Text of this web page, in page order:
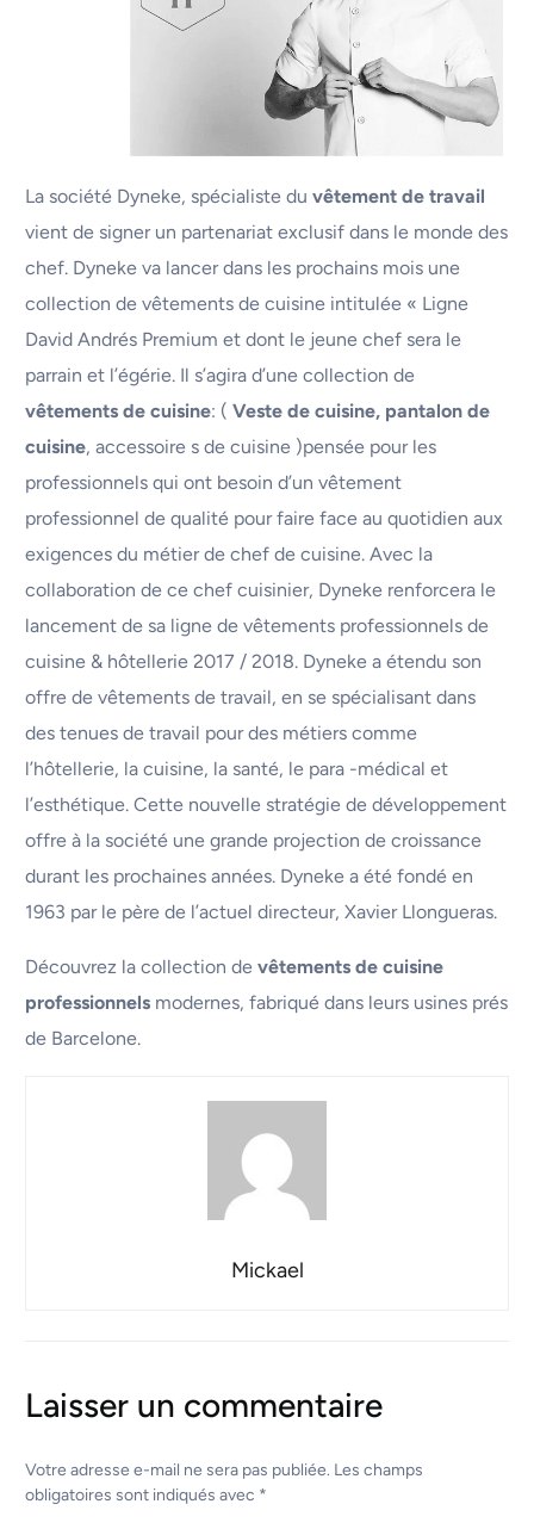
La société Dyneke, spécialiste duvêtement de travail
vient de signer un partenariat exclusif dans le monde des
chef. Dyneke va lancer dans les prochains mois une
collection de vêtements de cuisine intitulée « Ligne
David Andrés Premium et dont le jeune chef sera le
parrain et l’égérie. Il s’agira d’une collection de
vêtements de cuisine: (Veste de cuisine, pantalon de
cuisine, accessoire s de cuisine )pensée pour les
professionnels qui ont besoin d’un vêtement
professionnel de qualité pour faire face au quotidien aux
exigences du métier de chef de cuisine. Avec la
collaboration de ce chef cuisinier, Dyneke renforcera le
lancement de sa ligne de vêtements professionnels de
cuisine & hôtellerie 2017 / 2018. Dyneke a étendu son
offre de vêtements de travail, en se spécialisant dans
des tenues de travail pour des métiers comme
l’hôtellerie, la cuisine, la santé, le para -médical et
l’esthétique. Cette nouvelle stratégie de développement
offre à la société une grande projection de croissance
durant les prochaines années. Dyneke a été fondé en
1963 par le père de l’actuel directeur, Xavier Llongueras.
Découvrez la collection devêtements de cuisine
professionnels modernes, fabriqué dans leurs usines prés
de Barcelone.
Mickael
Laisser un commentaire
Votre adresse e-mail ne sera pas publiée. Les champs
obligatoires sont indiqués avec *